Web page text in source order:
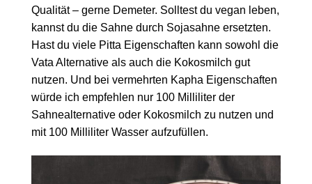
Qualität – gerne Demeter. Solltest du vegan leben,
kannst du die Sahne durch Sojasahne ersetzten.
Hast du viele Pitta Eigenschaften kann sowohl die
Vata Alternative als auch die Kokosmilch gut
nutzen. Und bei vermehrten Kapha Eigenschaften
würde ich empfehlen nur 100 Milliliter der
Sahnealternative oder Kokosmilch zu nutzen und
mit 100 Milliliter Wasser aufzufüllen.